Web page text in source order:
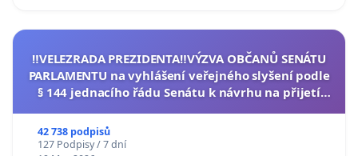
‼️VELEZRADA PREZIDENTA‼️VÝZVA OBČANŮ SENÁTU
PARLAMENTU na vyhlášení veřejného slyšení podle
§ 144 jednacího řádu Senátu k návrhu na přijetí
42 738 podpisů
127 Podpisy / 7 dní